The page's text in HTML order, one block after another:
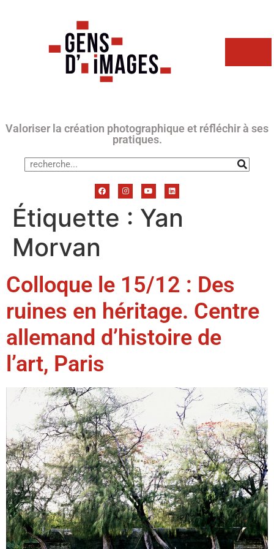
Valoriser la création photographique et réfléchir à ses
pratiques.
Étiquette : Yan
Morvan
Colloque le 15/12 : Des
ruines en héritage. Centre
allemand d’histoire de
l’art, Paris